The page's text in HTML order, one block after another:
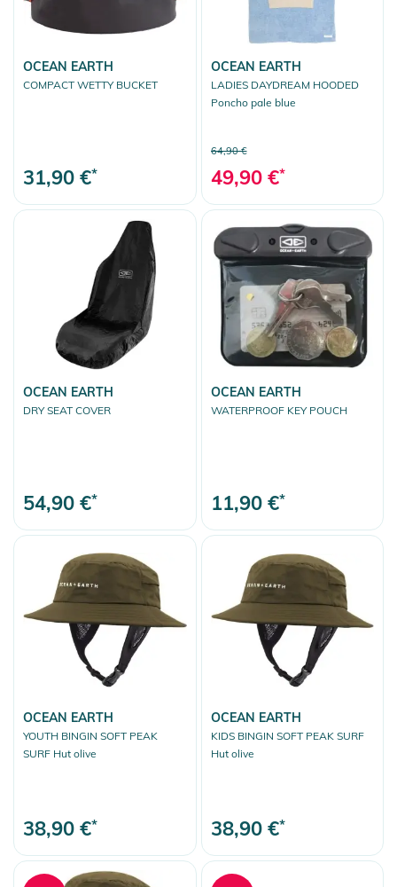
OCEAN EARTH
COMPACT WETTY BUCKET
31,90 €*
OCEAN EARTH
LADIES DAYDREAM HOODED
Poncho pale blue
64,90 €
49,90 €*
OCEAN EARTH
DRY SEAT COVER
54,90 €*
OCEAN EARTH
WATERPROOF KEY POUCH
11,90 €*
OCEAN EARTH
YOUTH BINGIN SOFT PEAK
SURF Hut olive
38,90 €*
OCEAN EARTH
KIDS BINGIN SOFT PEAK SURF
Hut olive
38,90 €*